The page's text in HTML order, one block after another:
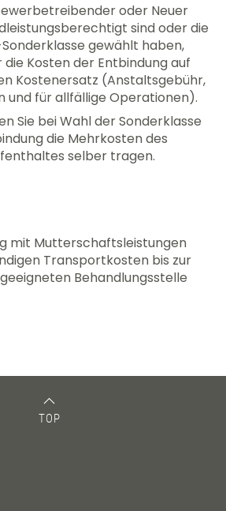
oder Neuer
sind oder die
gewählt haben,
Kosten der Entbindung auf
Kostenersatz (Anstaltsgebühr,
und für allfällige Operationen).
Sie bei Wahl der Sonderklasse
die Mehrkosten des
selber tragen.
mit Mutterschaftsleistungen
Transportkosten bis zur
Behandlungsstelle
TOP